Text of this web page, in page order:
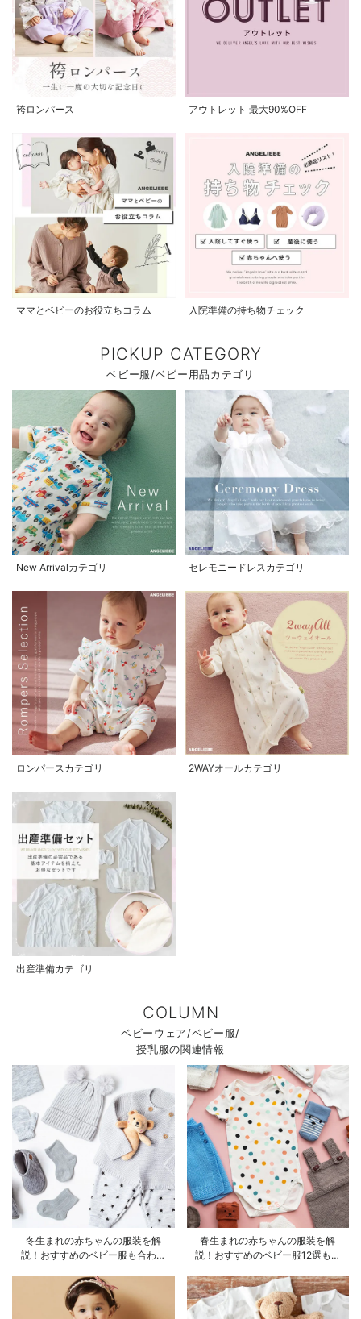
袴ロンパース アウトレット 最大90%OFF
ママとベビーのお役立ちコラム 入院準備の持ち物チェック
PICKUP CATEGORY
ベビー服/ベビー用品カテゴリ
New Arrivalカテゴリ セレモニードレスカテゴリ
ロンパースカテゴリ 2WAYオールカテゴリ
出産準備カテゴリ
COLUMN
ベビーウェア/ベビー服/
授乳服の関連情報
冬生まれの赤ちゃんの服装を解
説！おすすめのベビー服も合わせ
春生まれの赤ちゃんの服装を解
説！おすすめのベビー服12選も合